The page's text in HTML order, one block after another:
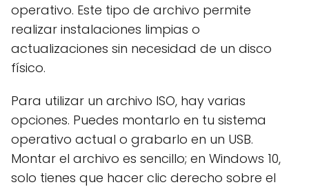
operativo. Este tipo de archivo permite
realizar instalaciones limpias o
actualizaciones sin necesidad de un disco
físico.
Para utilizar un archivo ISO, hay varias
opciones. Puedes montarlo en tu sistema
operativo actual o grabarlo en un USB.
Montar el archivo es sencillo; en Windows 10,
solo tienes que hacer clic derecho sobre el